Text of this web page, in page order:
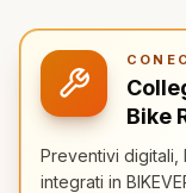
Bike
Preventivi digitali,
integrati in